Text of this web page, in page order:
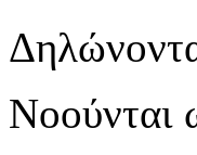
Νοούνται